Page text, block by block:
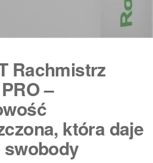
Rachmistrz
–
która daje